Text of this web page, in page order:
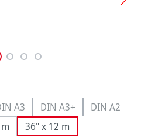
nicht verfügbar.)
ist zurzeit nicht verfügbar.)
A3
(Diese Option ist zurzeit nicht
DIN A3+(Diese Option ist
DIN A2
(Diese
36" x 12 m